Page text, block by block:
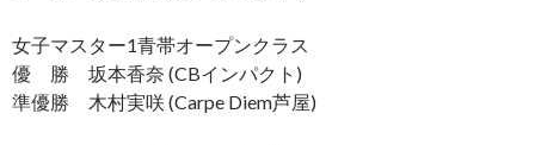
女子マスター1青帯オープンクラス
優 勝 坂本香奈 (CBインパクト)
準優勝 木村実咲 (Carpe Diem芦屋)